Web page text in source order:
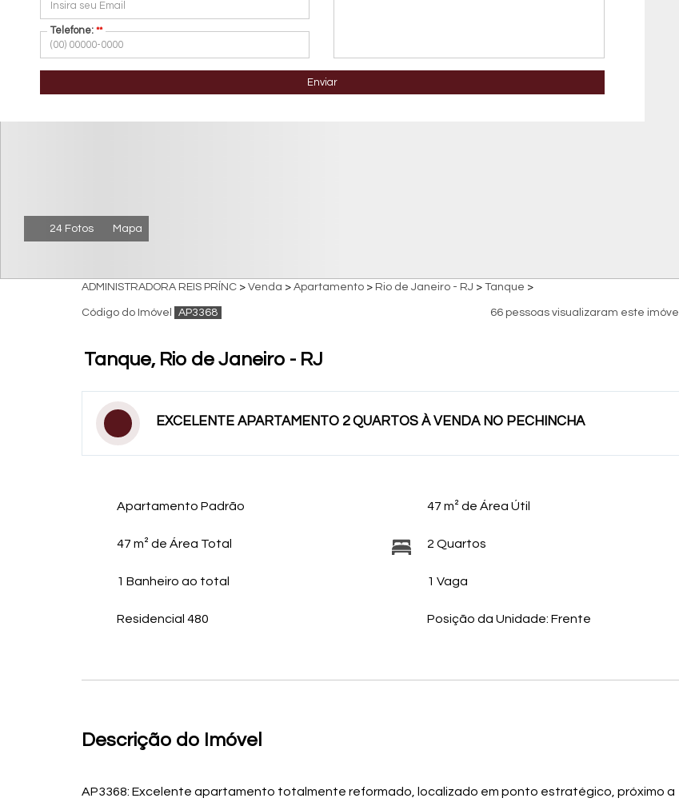
24 Fotos Mapa
ADMINISTRADORA REIS PRÍNC > Venda > Apartamento > Rio de Janeiro - RJ > Tanque >
Código do Imóvel AP3368 66 pessoas visualizaram este imóvel
Tanque, Rio de Janeiro - RJ
EXCELENTE APARTAMENTO 2 QUARTOS À VENDA NO PECHINCHA
Apartamento Padrão 47 m² de Área Útil
47 m² de Área Total 2 Quartos
1 Banheiro ao total 1 Vaga
Residencial 480 Posição da Unidade: Frente
Descrição do Imóvel
AP3368: Excelente apartamento totalmente reformado, localizado em ponto estratégico, próximo a
Telefone: **
Enviar